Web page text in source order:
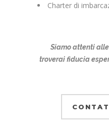
Charter di
Siamo attenti
troverai fiducia